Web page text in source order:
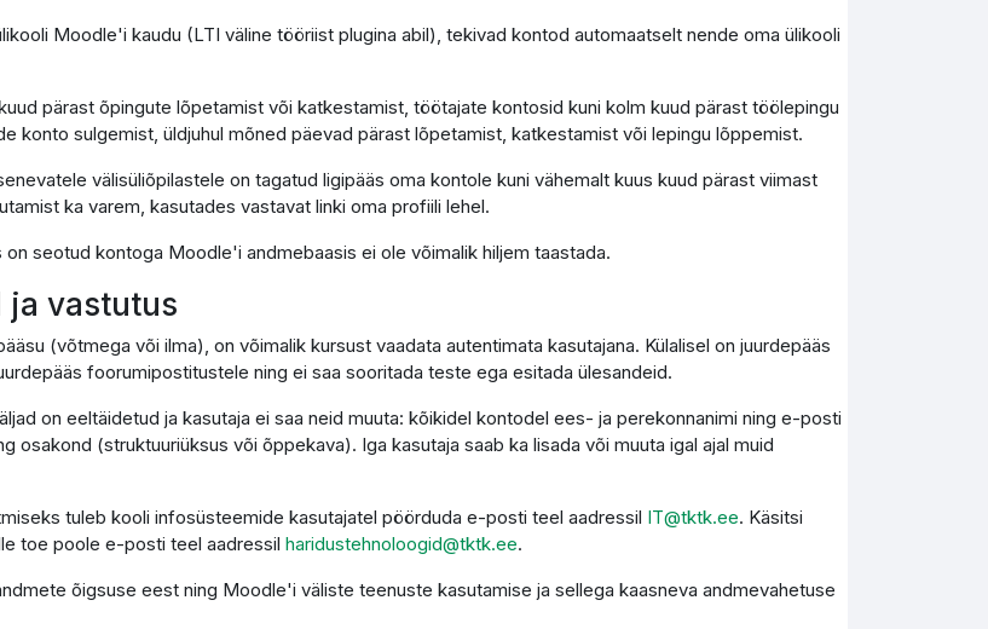
Moodle'i kaudu (LTI väline tööriist plugina abil), tekivad kontod automaatselt nende oma ülikooli
pärast õpingute lõpetamist või katkestamist, töötajate kontosid kuni kolm kuud pärast töölepingu
konto sulgemist, üldjuhul mõned päevad pärast lõpetamist, katkestamist või lepingu lõppemist.
välisüliõpilastele on tagatud ligipääs oma kontole kuni vähemalt kuus kuud pärast viimast
ka varem, kasutades vastavat linki oma profiili lehel.
seotud kontoga Moodle'i andmebaasis ei ole võimalik hiljem taastada.
ja vastutus
(võtmega või ilma), on võimalik kursust vaadata autentimata kasutajana. Külalisel on juurdepääs
foorumipostitustele ning ei saa sooritada teste ega esitada ülesandeid.
on eeltäidetud ja kasutaja ei saa neid muuta: kõikidel kontodel ees- ja perekonnanimi ning e-posti
(struktuuriüksus või õppekava). Iga kasutaja saab ka lisada või muuta igal ajal muid
tuleb kooli infosüsteemide kasutajatel pöörduda e-posti teel aadressil IT@tktk.ee. Käsitsi
toe poole e-posti teel aadressil haridustehnoloogid@tktk.ee.
õigsuse eest ning Moodle'i väliste teenuste kasutamise ja sellega kaasneva andmevahetuse